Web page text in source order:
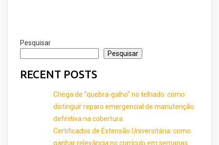
Pesquisar
Pesquisar
RECENT POSTS
Chega de “quebra-galho” no telhado: como
distinguir reparo emergencial de manutenção
definitiva na cobertura
Certificados de Extensão Universitária: como
ganhar relevância no currículo em semanas